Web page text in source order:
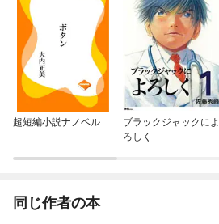
超短編小説ナノベル
ブラックジャックによ
ろしく
同じ作者の本